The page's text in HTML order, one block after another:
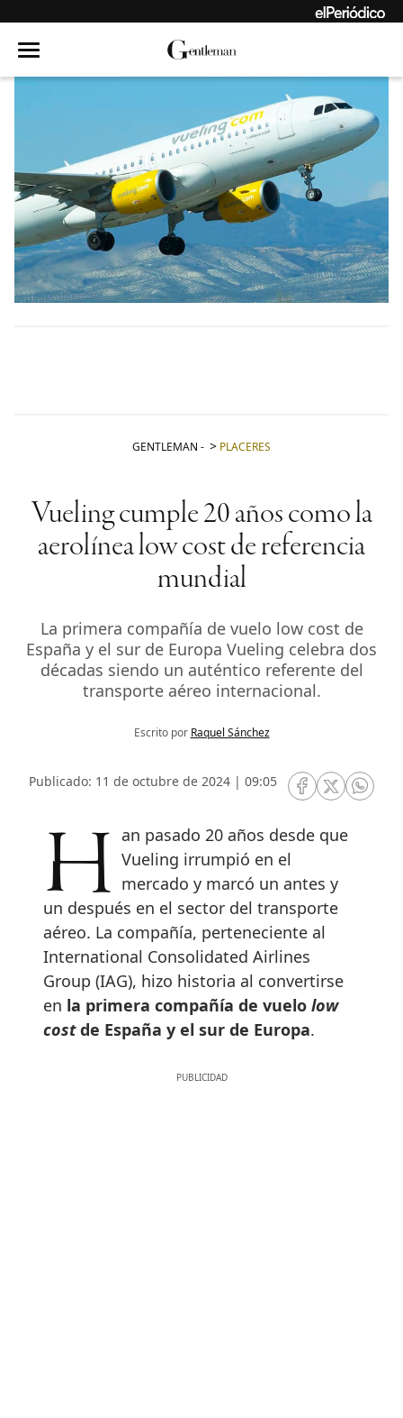
GENTLEMAN - PLACERES
Vueling cumple 20 años como la
aerolínea low cost de referencia
mundial
La primera compañía de vuelo low cost de
España y el sur de Europa Vueling celebra dos
décadas siendo un auténtico referente del
transporte aéreo internacional.
Escrito por Raquel Sánchez
Publicado: 11 de octubre de 2024 | 09:05
RRSS Facebook
RRSSRRSS
Han pasado 20 años desde que Vueling irrumpió en el
mercado y marcó un antes y
un después en el sector del transporte
aéreo. La compañía, perteneciente al
International Consolidated Airlines
Group (IAG), hizo historia al convertirse
en la primera compañía de vuelo low
costde España y el sur de Europa.